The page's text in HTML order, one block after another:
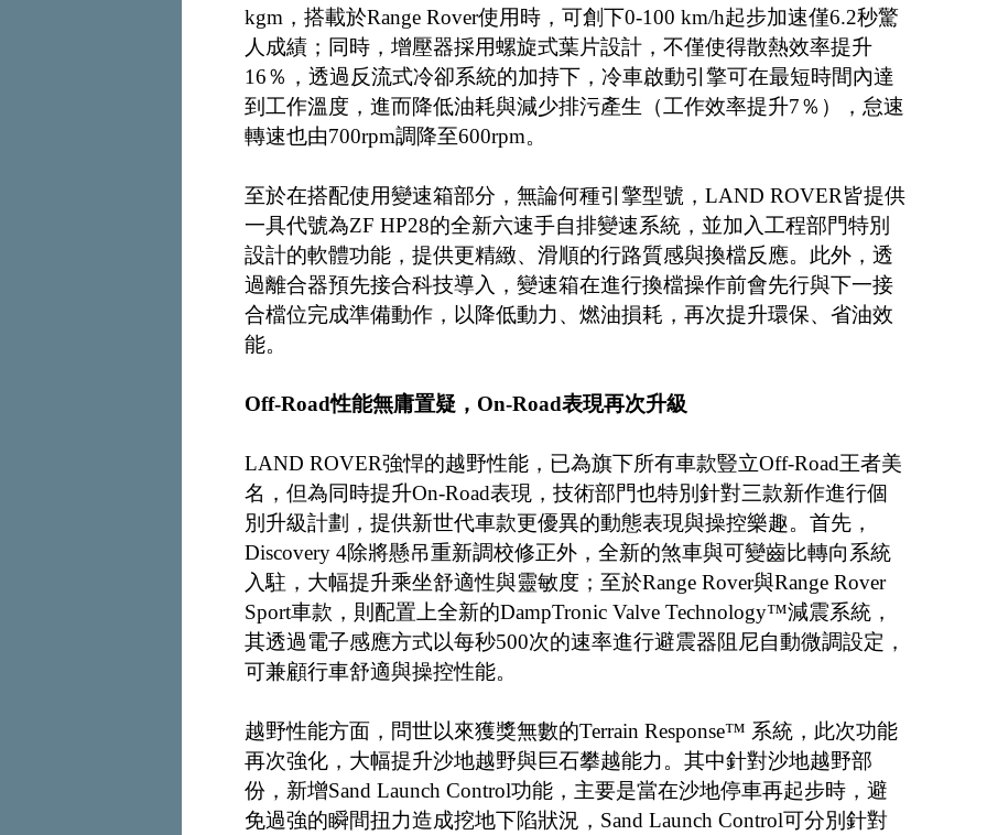
kgm，搭載於Range Rover使用時，可創下0-100 km/h起步加速僅6.2秒驚
人成績；同時，增壓器採用螺旋式葉片設計，不僅使得散熱效率提升
16％，透過反流式冷卻系統的加持下，冷車啟動引擎可在最短時間內達
到工作溫度，進而降低油耗與減少排污產生（工作效率提升7％），怠速
轉速也由700rpm調降至600rpm。
至於在搭配使用變速箱部分，無論何種引擎型號，LAND ROVER皆提供
一具代號為ZF HP28的全新六速手自排變速系統，並加入工程部門特別
設計的軟體功能，提供更精緻、滑順的行路質感與換檔反應。此外，透
過離合器預先接合科技導入，變速箱在進行換檔操作前會先行與下一接
合檔位完成準備動作，以降低動力、燃油損耗，再次提升環保、省油效
能。
Off-Road性能無庸置疑，On-Road表現再次升級
LAND ROVER強悍的越野性能，已為旗下所有車款豎立Off-Road王者美
名，但為同時提升On-Road表現，技術部門也特別針對三款新作進行個
別升級計劃，提供新世代車款更優異的動態表現與操控樂趣。首先，
Discovery 4除將懸吊重新調校修正外，全新的煞車與可變齒比轉向系統
入駐，大幅提升乘坐舒適性與靈敏度；至於Range Rover與Range Rover
Sport車款，則配置上全新的DampTronic Valve Technology™減震系統，
其透過電子感應方式以每秒500次的速率進行避震器阻尼自動微調設定，
可兼顧行車舒適與操控性能。
越野性能方面，問世以來獲獎無數的Terrain Response™ 系統，此次功能
再次強化，大幅提升沙地越野與巨石攀越能力。其中針對沙地越野部
份，新增Sand Launch Control功能，主要是當在沙地停車再起步時，避
免過強的瞬間扭力造成挖地下陷狀況，Sand Launch Control可分別針對